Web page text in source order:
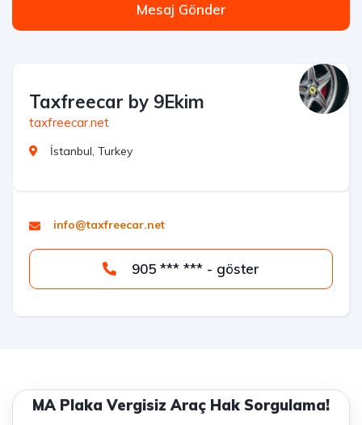
Mesaj Gönder
Taxfreecar by 9Ekim
taxfreecar.net
İstanbul, Turkey
info@taxfreecar.net
905 *** *** - göster
MA Plaka Vergisiz Araç Hak Sorgulama!